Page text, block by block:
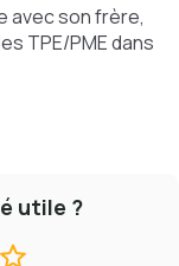
avec son frère,
TPE/PME dans
utile ?